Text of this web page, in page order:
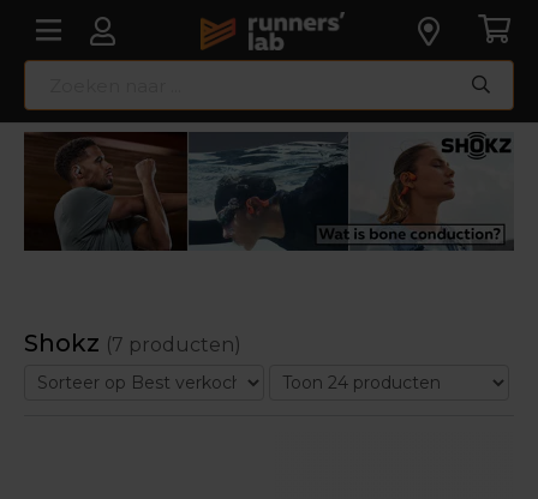
Shokz (7 producten)